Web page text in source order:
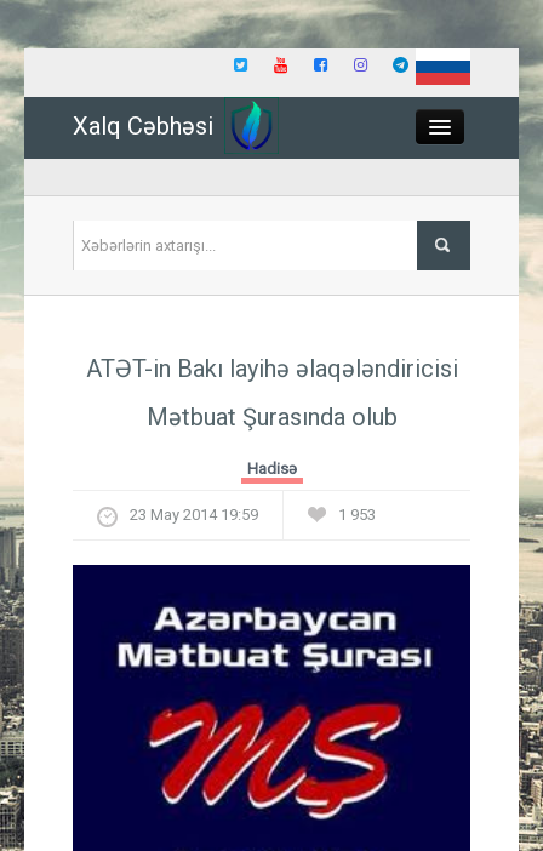
Xalq Cəbhəsi
İqtisadiyyat
Güney Azərbaycan
Mədəniyyət
İdman
Layihə
ATƏT-in Bakı layihə əlaqələndiricisi
Mətbuat Şurasında olub
Hadisə
23 May 2014 19:59 1 953